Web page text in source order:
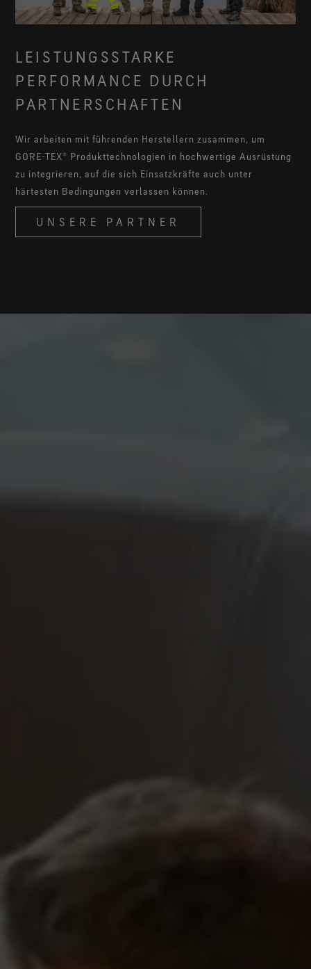
LEISTUNGSSTARKE
PERFORMANCE DURCH
PARTNERSCHAFTEN
Wir arbeiten mit führenden Herstellern zusammen, um
GORE-TEX® Produkttechnologien in hochwertige Ausrüstung
zu integrieren, auf die sich Einsatzkräfte auch unter
härtesten Bedingungen verlassen können.
UNSERE PARTNER